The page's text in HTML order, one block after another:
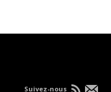
Suivez-nous